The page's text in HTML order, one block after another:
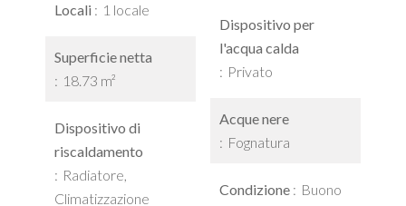
Locali 1 locale
Superficie netta
18.73 m²
Dispositivo di
riscaldamento
Radiatore,
Climatizzazione
Dispositivo per
l'acqua calda
Privato
Acque nere
Fognatura
Condizione
Buono